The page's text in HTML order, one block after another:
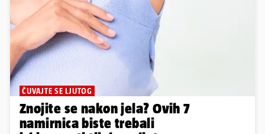
ČUVAJTE SE LJUTOG
Znojite se nakon jela? Ovih 7
namirnica biste trebali